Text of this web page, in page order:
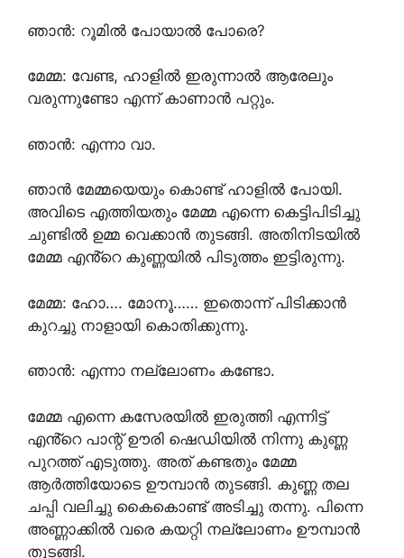
ഞാൻ: റൂമിൽ പോയാൽ പോരെ?
മേമ്മ: വേണ്ട, ഹാളിൽ ഇരുന്നാൽ ആരേലും
വരുന്നുണ്ടോ എന്ന് കാണാൻ പറ്റും.
ഞാൻ: എന്നാ വാ.
ഞാൻ മേമ്മയെയും കൊണ്ട് ഹാളിൽ പോയി.
അവിടെ എത്തിയതും മേമ്മ എന്നെ കെട്ടിപിടിച്ചു
ചുണ്ടിൽ ഉമ്മ വെക്കാൻ തുടങ്ങി. അതിനിടയിൽ
മേമ്മ എൻ്റെ കുണ്ണയിൽ പിടുത്തം ഇട്ടിരുന്നു.
മേമ്മ: ഹോ…. മോനൂ…… ഇതൊന്ന് പിടിക്കാൻ
കുറച്ചു നാളായി കൊതിക്കുന്നു.
ഞാൻ: എന്നാ നല്ലോണം കണ്ടോ.
മേമ്മ എന്നെ കസേരയിൽ ഇരുത്തി എന്നിട്ട്
എൻ്റെ പാന്റ് ഊരി ഷെഡിയിൽ നിന്നു കുണ്ണ
പുറത്ത് എടുത്തു. അത് കണ്ടതും മേമ്മ
ആർത്തിയോടെ ഊമ്പാൻ തുടങ്ങി. കുണ്ണ തല
ചപ്പി വലിച്ചു കൈകൊണ്ട് അടിച്ചു തന്നു. പിന്നെ
അണ്ണാക്കിൽ വരെ കയറ്റി നല്ലോണം ഊമ്പാൻ
തുടങ്ങി.